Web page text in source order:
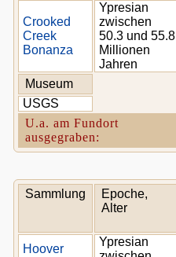
Crooked
Creek
Bonanza
Ypresian
zwischen
50.3 und 55.8
Millionen
Jahren
Museum
USGS
U.a. am Fundort
ausgegraben:
Sammlung
Epoche,
Alter
Hoover
Ypresian